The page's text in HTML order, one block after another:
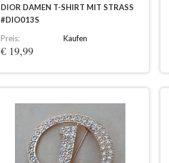
DIOR DAMEN T-SHIRT MIT STRASS
#DIO013S
Preis:
€ 19,99
Kaufen